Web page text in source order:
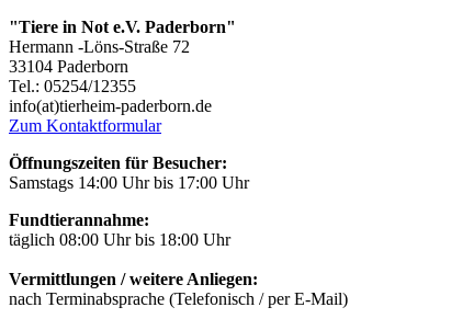
"Tiere in Not e.V. Paderborn"
Hermann -Löns-Straße 72
33104 Paderborn
Tel.: 05254/12355
info(at)tierheim-paderborn.de
Zum Kontaktformular
Öffnungszeiten für Besucher:
Samstags 14:00 Uhr bis 17:00 Uhr
Fundtierannahme:
täglich 08:00 Uhr bis 18:00 Uhr
Vermittlungen / weitere Anliegen:
nach Terminabsprache (Telefonisch / per E-Mail)